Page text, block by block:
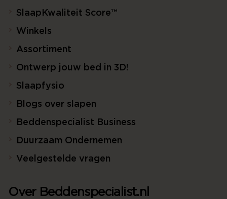
SlaapKwaliteit Score™
Winkels
Assortiment
Ontwerp jouw bed in 3D!
Slaapfysio
Blogs over slapen
Beddenspecialist Business
Duurzaam Ondernemen
Veelgestelde vragen
Over Beddenspecialist.nl